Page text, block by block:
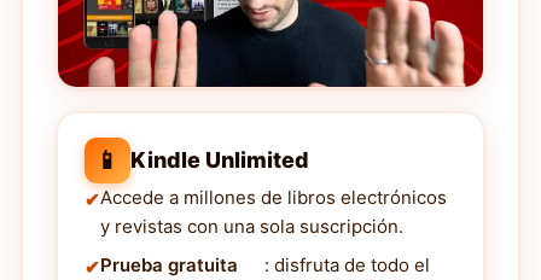
📱 Kindle Unlimited
Accede a millones de libros electrónicos
y revistas con una sola suscripción.
Prueba gratuita
: disfruta de todo el